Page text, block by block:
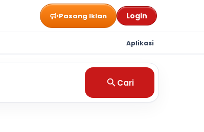
Pasang Iklan Login
Aplikasi
Cari